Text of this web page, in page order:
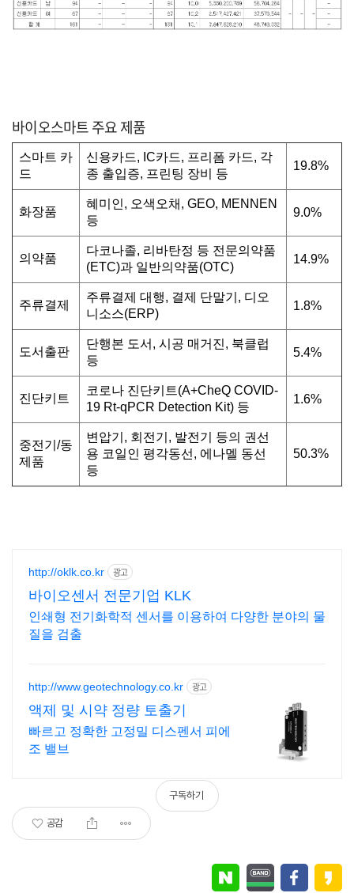
바이오스마트 주요 제품
스마트 카
드
신용카드, IC카드, 프리폼 카드, 각
종 출입증, 프린팅 장비 등
19.8%
화장품
혜미인, 오색오채, GEO, MENNEN
등
9.0%
의약품
다코나졸, 리바탄정 등 전문의약품
(ETC)과 일반의약품(OTC)
14.9%
주류결제
주류결제 대행, 결제 단말기, 디오
니소스(ERP)
1.8%
도서출판
단행본 도서, 시공 매거진, 북클럽
등
5.4%
진단키트
코로나 진단키트(A+CheQ COVID-
19 Rt-qPCR Detection Kit) 등
1.6%
중전기/동
제품
변압기, 회전기, 발전기 등의 권선
용 코일인 평각동선, 에나멜 동선
등
50.3%
http://oklk.co.kr 광고
바이오센서 전문기업 KLK
인쇄형 전기화학적 센서를 이용하여 다양한 분야의 물
질을 검출
http://www.geotechnology.co.kr 광고
액제 및 시약 정량 토출기
빠르고 정확한 고정밀 디스펜서 피에
조 밸브
공감
구독하기